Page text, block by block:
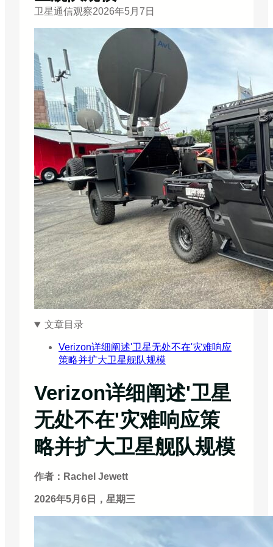
卫星通信观察2026年5月7日
文章目录
Verizon详细阐述'卫星无处不在'灾难响应
策略并扩大卫星舰队规模
Verizon详细阐述'卫星
无处不在'灾难响应策
略并扩大卫星舰队规模
作者：Rachel Jewett
2026年5月6日，星期三